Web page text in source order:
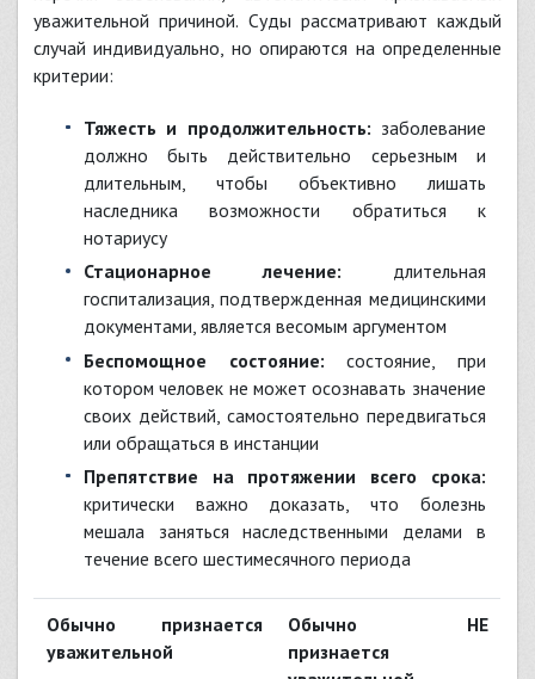
уважительной причиной. Суды рассматривают каждый
случай индивидуально, но опираются на определенные
критерии:
Тяжесть и продолжительность: заболевание
должно быть действительно серьезным и
длительным, чтобы объективно лишать
наследника возможности обратиться к
нотариусу
Стационарное лечение: длительная
госпитализация, подтвержденная медицинскими
документами, является весомым аргументом
Беспомощное состояние: состояние, при
котором человек не может осознавать значение
своих действий, самостоятельно передвигаться
или обращаться в инстанции
Препятствие на протяжении всего срока:
критически важно доказать, что болезнь
мешала заняться наследственными делами в
течение всего шестимесячного периода
Обычно признается
уважительной
Обычно НЕ
признается